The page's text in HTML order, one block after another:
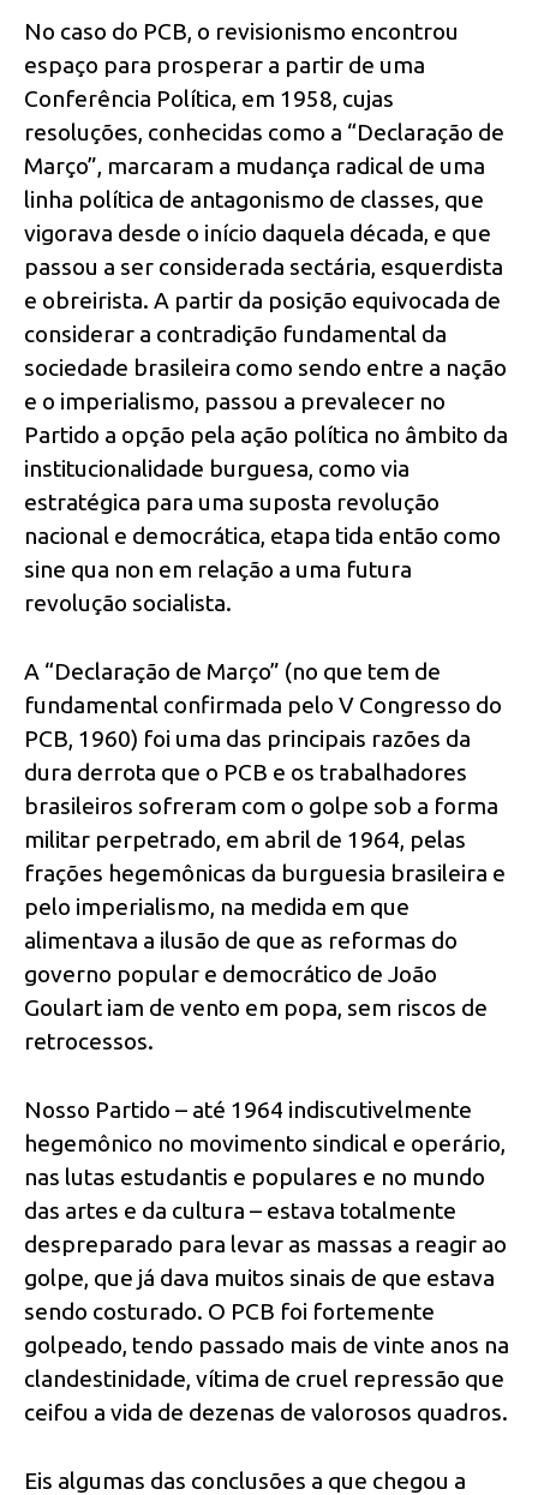
No caso do PCB, o revisionismo encontrou
espaço para prosperar a partir de uma
Conferência Política, em 1958, cujas
resoluções, conhecidas como a “Declaração de
Março”, marcaram a mudança radical de uma
linha política de antagonismo de classes, que
vigorava desde o início daquela década, e que
passou a ser considerada sectária, esquerdista
e obreirista. A partir da posição equivocada de
considerar a contradição fundamental da
sociedade brasileira como sendo entre a nação
e o imperialismo, passou a prevalecer no
Partido a opção pela ação política no âmbito da
institucionalidade burguesa, como via
estratégica para uma suposta revolução
nacional e democrática, etapa tida então como
sine qua non em relação a uma futura
revolução socialista.
A “Declaração de Março” (no que tem de
fundamental confirmada pelo V Congresso do
PCB, 1960) foi uma das principais razões da
dura derrota que o PCB e os trabalhadores
brasileiros sofreram com o golpe sob a forma
militar perpetrado, em abril de 1964, pelas
frações hegemônicas da burguesia brasileira e
pelo imperialismo, na medida em que
alimentava a ilusão de que as reformas do
governo popular e democrático de João
Goulart iam de vento em popa, sem riscos de
retrocessos.
Nosso Partido – até 1964 indiscutivelmente
hegemônico no movimento sindical e operário,
nas lutas estudantis e populares e no mundo
das artes e da cultura – estava totalmente
despreparado para levar as massas a reagir ao
golpe, que já dava muitos sinais de que estava
sendo costurado. O PCB foi fortemente
golpeado, tendo passado mais de vinte anos na
clandestinidade, vítima de cruel repressão que
ceifou a vida de dezenas de valorosos quadros.
Eis algumas das conclusões a que chegou a